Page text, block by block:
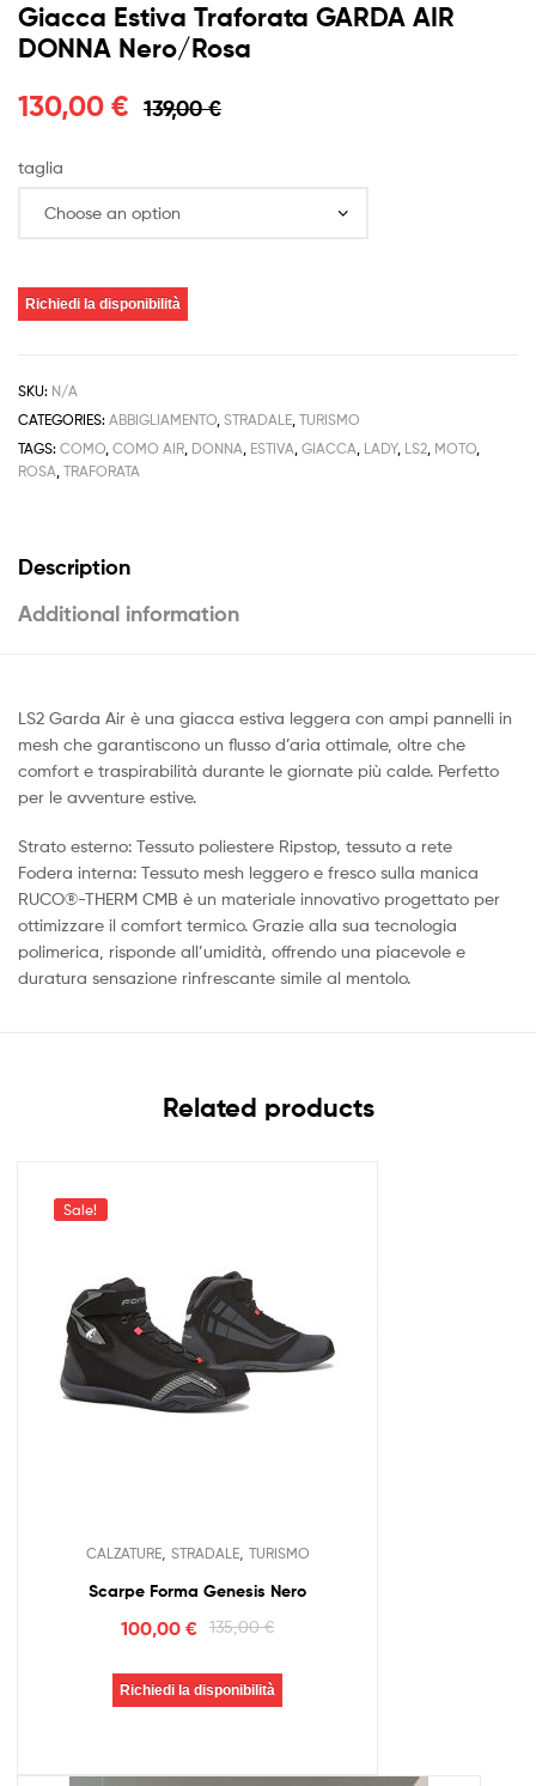
Giacca Estiva Traforata GARDA AIR
DONNA Nero/Rosa
139,00€
130,00 €
taglia
Richiedi la disponibilità
SKU: N/A
CATEGORIES: ABBIGLIAMENTO, STRADALE, TURISMO
TAGS: COMO, COMO AIR, DONNA, ESTIVA, GIACCA, LADY, LS2, MOTO,
ROSA, TRAFORATA
Description
Additional information
LS2 Garda Air è una giacca estiva leggera con ampi pannelli in
mesh che garantiscono un flusso d’aria ottimale, oltre che
comfort e traspirabilità durante le giornate più calde. Perfetto
per le avventure estive.
Strato esterno: Tessuto poliestere Ripstop, tessuto a rete
Fodera interna: Tessuto mesh leggero e fresco sulla manica
RUCO®-THERM CMB è un materiale innovativo progettato per
ottimizzare il comfort termico. Grazie alla sua tecnologia
polimerica, risponde all’umidità, offrendo una piacevole e
duratura sensazione rinfrescante simile al mentolo.
Related products
Sale!
CALZATURE, STRADALE, TURISMO
Scarpe Forma Genesis Nero
135,00€
100,00€
Richiedi la disponibilità